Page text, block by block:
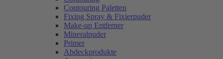
Contouring Paletten
Fixing Spray & Fixierpuder
Make-up Entferner
Mineralpuder
Primer
Abdeckprodukte